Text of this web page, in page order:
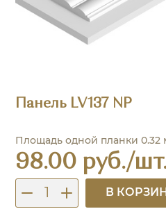
Панель LV137 NP
Площадь одной планки 0.32
98.00 руб./
В